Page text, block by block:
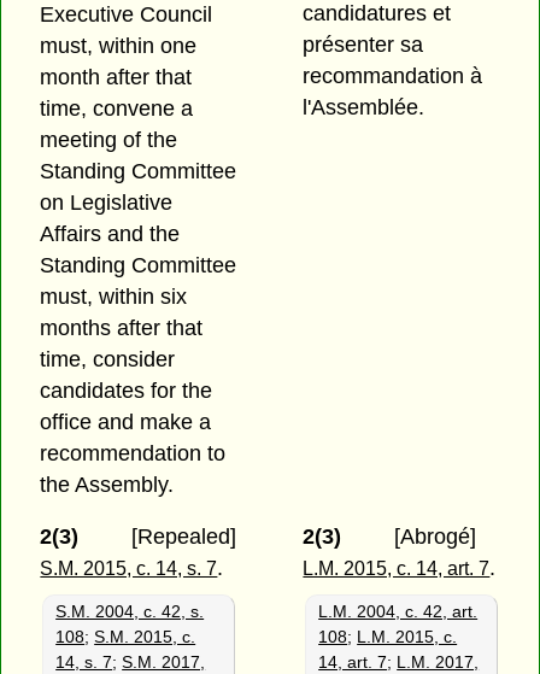
Executive Council
must, within one
month after that
time, convene a
meeting of the
Standing Committee
on Legislative
Affairs and the
Standing Committee
must, within six
months after that
time, consider
candidates for the
office and make a
recommendation to
the Assembly.
candidatures et
présenter sa
recommandation à
l'Assemblée.
2(3) [Repealed]
S.M. 2015, c. 14, s. 7.
S.M. 2004, c. 42, s.
108;S.M. 2015, c.
14, s. 7;S.M. 2017,
2(3) [Abrogé]
L.M. 2015, c. 14, art. 7.
L.M. 2004, c. 42, art.
108; L.M. 2015, c.
14, art. 7; L.M. 2017,